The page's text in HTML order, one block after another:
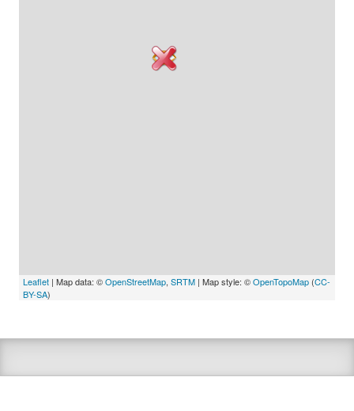
Leaflet | Map data: ©OpenStreetMap, SRTM | Map style: ©OpenTopoMap (CC-
BY-SA)